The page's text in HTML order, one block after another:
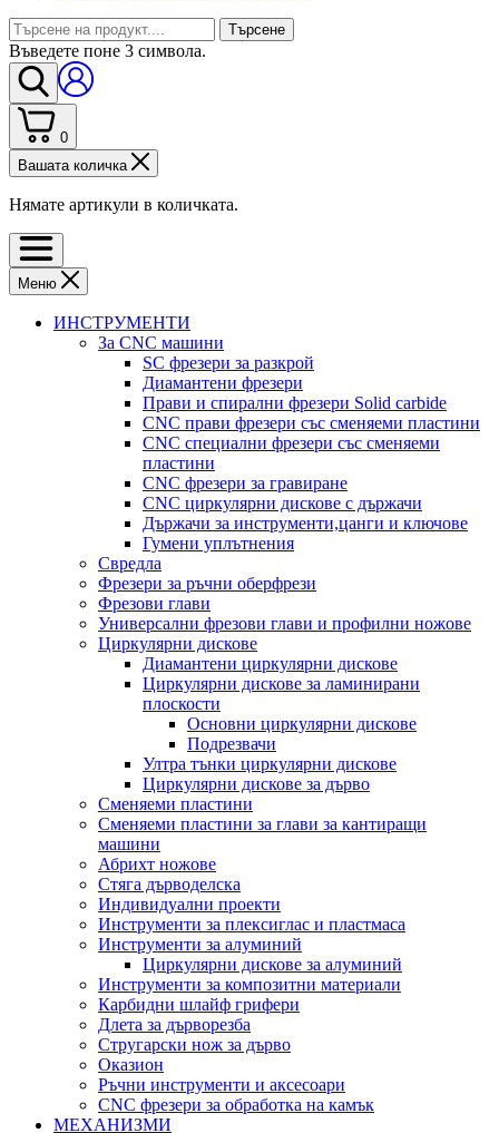
Търсене
Въведете поне 3 символа.
0
Вашата количка
Нямате артикули в количката.
Меню
ИНСТРУМЕНТИ
За CNC машини
SC фрезери за разкрой
Диамантени фрезери
Прави и спирални фрезери Solid carbide
CNC прави фрезери със сменяеми пластини
CNC специални фрезери със сменяеми
пластини
CNC фрезери за гравиране
CNC циркулярни дискове с държачи
Държачи за инструменти,цанги и ключове
Гумени уплътнения
Свредла
Фрезери за ръчни оберфрези
Фрезови глави
Универсални фрезови глави и профилни ножове
Циркулярни дискове
Диамантени циркулярни дискове
Циркулярни дискове за ламинирани
плоскости
Основни циркулярни дискове
Подрезвачи
Ултра тънки циркулярни дискове
Циркулярни дискове за дърво
Сменяеми пластини
Сменяеми пластини за глави за кантиращи
машини
Абрихт ножове
Стяга дърводелска
Индивидуални проекти
Инструменти за плексиглас и пластмаса
Инструменти за алуминий
Циркулярни дискове за алуминий
Инструменти за композитни материали
Карбидни шлайф грифери
Длета за дърворезба
Стругарски нож за дърво
Оказион
Ръчни инструменти и аксесоари
CNC фрезери за обработка на камък
МЕХАНИЗМИ